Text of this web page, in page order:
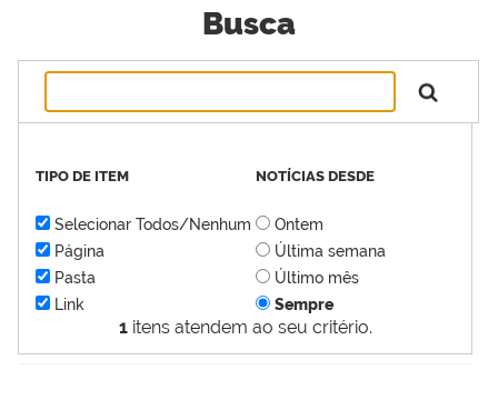
Busca
1itens atendem ao seu critério.
TIPO DE ITEM
Selecionar Todos/Nenhum
Página
Pasta
Link
NOTÍCIAS DESDE
Ontem
Última semana
Último mês
Sempre